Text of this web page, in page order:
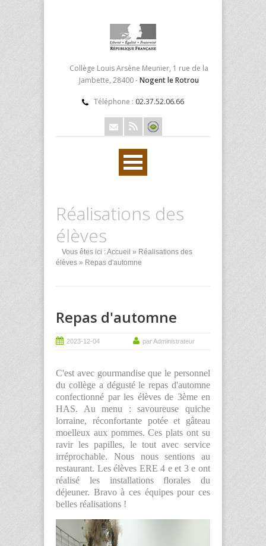
Collège Louis Arsène Meunier, 1 rue de la
Jambette, 28400 -Nogent le Rotrou
Téléphone : 02.37.52.06.66
Réalisations des
élèves
Vous êtes ici :Accueil » Réalisations des
élèves » Repas d'automne
Repas d'automne
2023-12-04 par Administrateur
C'est avec gourmandise que le personnel
du collège a dégusté le repas d'automne
confectionné par les élèves de 3ème en
HAS. Au menu : savoureuse quiche
lorraine, réconfortante potée et gâteau
moelleux aux pommes. Ces plats ont su
ravir les papilles, le tout avec service
irréprochable. Nous nous sentions au
restaurant. Les élèves ERE 4 e et 3 e ont
réalisé les installations florales du
déjeuner. Bravo à ces équipes pour ces
belles réalisations !